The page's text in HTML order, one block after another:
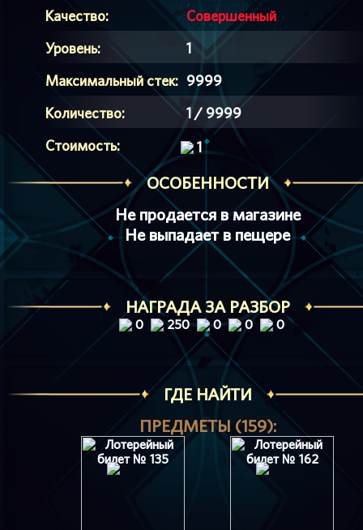
Качество:
Совершенный
Уровень:
1
Максимальный стек: 9999
Количество:
1 / 9999
Стоимость:
1
ОСОБЕННОСТИ
Не продается в магазине
Не выпадает в пещере
НАГРАДА ЗА РАЗБОР
0 250 0 0 0
ГДЕ НАЙТИ
ПРЕДМЕТЫ (159):